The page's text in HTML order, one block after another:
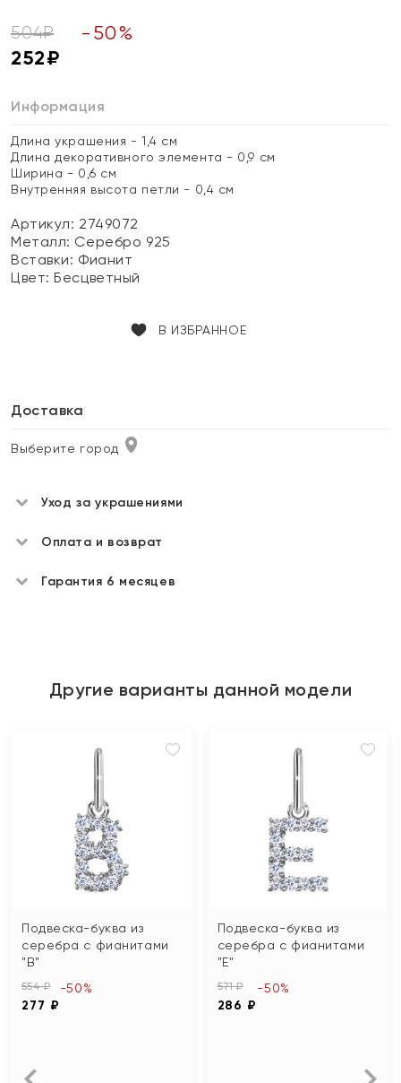
504₽ - 50%
252₽
Информация
Длина украшения - 1,4 см
Длина декоративного элемента - 0,9 см
Ширина - 0,6 см
Внутренняя высота петли - 0,4 см
Артикул: 2749072
Металл: Серебро 925
Вставки: Фианит
Цвет:Бесцветный
В ИЗБРАННОЕ
Доставка
Выберите город
Уход за украшениями
Оплата и возврат
Гарантия 6 месяцев
Другие варианты данной модели
Подвеска-буква из
серебра с фианитами
"В"
554 ₽
277 ₽
-50%
Подвеска-буква из
серебра с фианитами
"Е"
571 ₽
286 ₽
-50%